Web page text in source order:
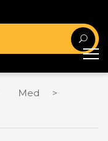
Med